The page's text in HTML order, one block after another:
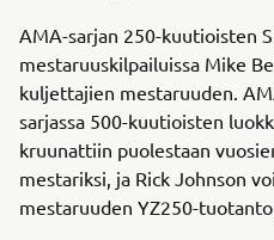
AMA-sarjan 250-kuutioisten
mestaruuskilpailuissa Mike
kuljettajien mestaruuden.
sarjassa 500-kuutioisten
kruunattiin puolestaan
mestariksi, ja Rick Johnson
mestaruuden YZ250-